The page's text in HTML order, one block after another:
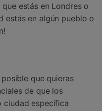
estás en Londres o
estás en algún pueblo o
que quieras
de que los
ciudad específica